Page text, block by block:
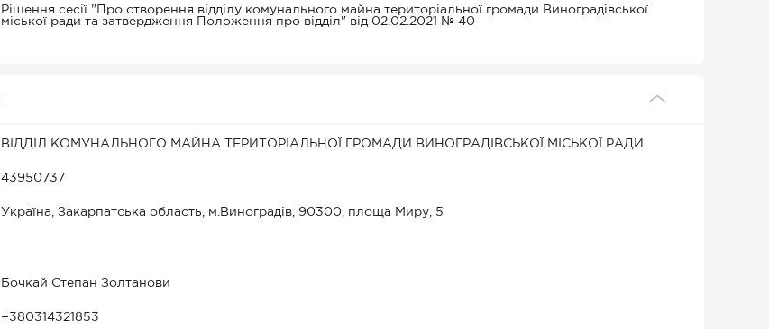
Рішення сесії "Про створення відділу комунального майна територіальної громади Виноградівської
міської ради та затвердження Положення про відділ" від 02.02.2021 № 40
ВІДДІЛ КОМУНАЛЬНОГО МАЙНА ТЕРИТОРІАЛЬНОЇ ГРОМАДИ ВИНОГРАДІВСЬКОЇ МІСЬКОЇ РАДИ
43950737
Україна, Закарпатська область, м.Виноградів, 90300, площа Миру, 5
Бочкай Степан Золтанови
+380314321853